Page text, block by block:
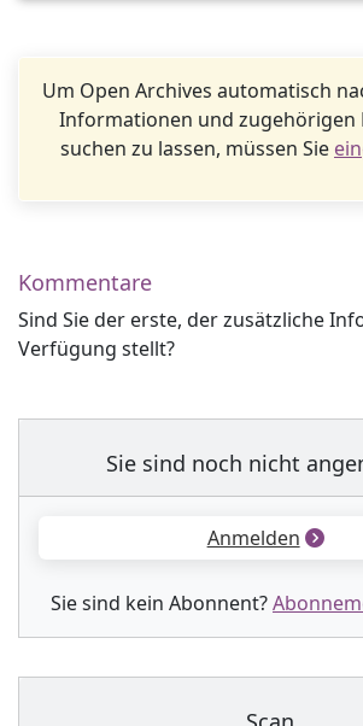
Um Open Archives automatisch
Informationen und zugehörigen
suchen zu lassen, müssen Sie
Kommentare
Sind Sie der erste, der zusätzliche
Verfügung stellt?
Sie sind noch nicht
Anmelden
Sie sind kein Abonnent?